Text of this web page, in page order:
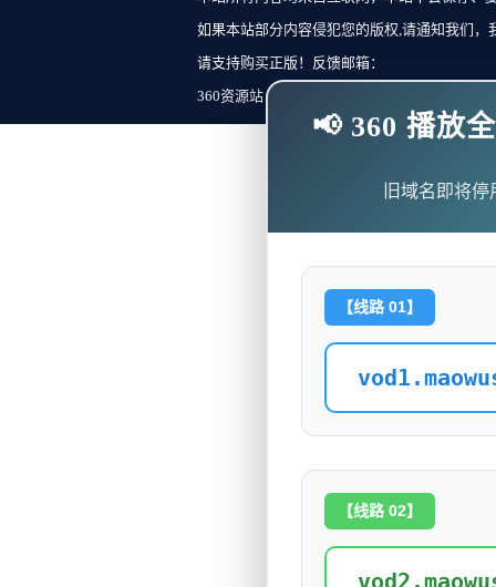
如果本站部分内容侵犯您的版权,请通知我们
请支持购买正版！反馈邮箱：
360资源站 Copyright ©2018-2023 All Rights
📢 360 播放
旧域名即将
【线路 01】
【线路 02】